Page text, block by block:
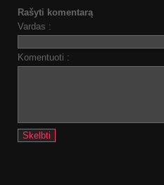
Rašyti komentarą
Vardas :
Komentuoti :